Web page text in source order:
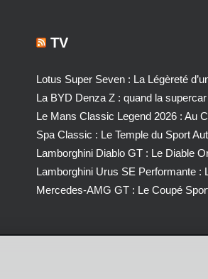
TV
Lotus Super Seven : La Légèreté
La BYD Denza Z : quand la
Le Mans Classic Legend 2026 : Au
Spa Classic : Le Temple du Sport
Lamborghini Diablo GT : Le Diable
Lamborghini Urus SE Performante
Mercedes-AMG GT : Le Coupé